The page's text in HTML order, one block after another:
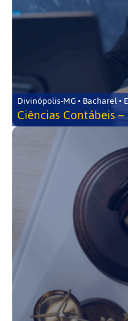
Divinópolis-MG • Bacharel •
Ciências Contábeis –